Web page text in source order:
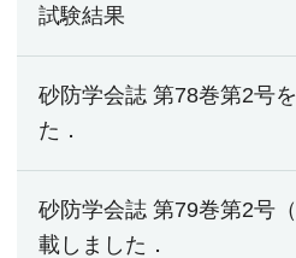
試験結果
砂防学会誌 第78巻第2号
た．
砂防学会誌 第79巻第2号
載しました．